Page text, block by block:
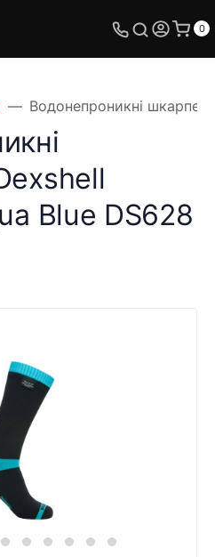
0
Водонепроникні
Blue DS628